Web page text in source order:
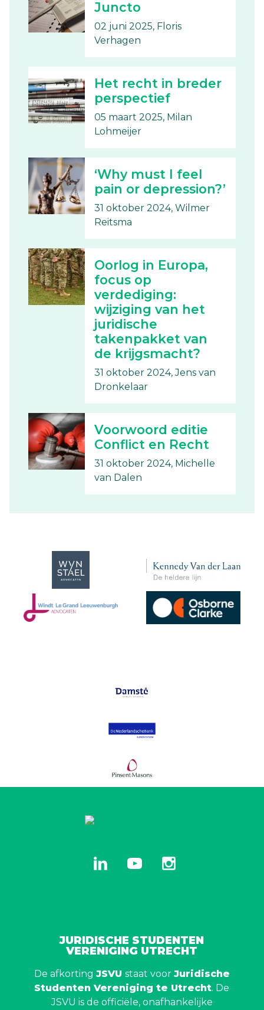
Juncto
02 juni 2025, Floris
Verhagen
Het recht in breder
perspectief
05 maart 2025, Milan
Lohmeijer
‘Why must I feel
pain or depression?’
31 oktober 2024, Wilmer
Reitsma
Oorlog in Europa,
focus op
verdediging:
wijziging van het
juridische
takenpakket van
de krijgsmacht?
31 oktober 2024, Jens van
Dronkelaar
Voorwoord editie
Conflict en Recht
31 oktober 2024, Michelle
van Dalen
linkedin youtube
JURIDISCHE STUDENTEN
VERENIGING UTRECHT
De afkorting JSVU staat voor Juridische
Studenten Vereniging te Utrecht. De
JSVU is de officiële, onafhankelijke